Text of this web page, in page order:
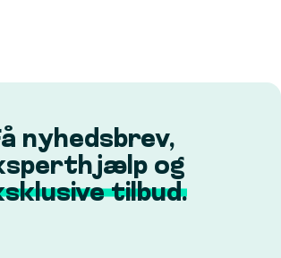
nyhedsbrev,
og
tilbud.